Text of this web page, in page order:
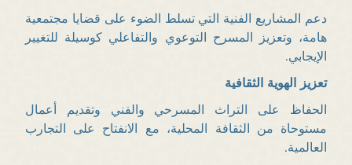
دعم المشاريع الفنية التي تسلط الضوء على قضايا مجتمعية
هامة، وتعزيز المسرح التوعوي والتفاعلي كوسيلة للتغيير
الإيجابي.
تعزيز الهوية الثقافية
الحفاظ على التراث المسرحي والفني وتقديم أعمال
مستوحاة من الثقافة المحلية، مع الانفتاح على التجارب
العالمية.